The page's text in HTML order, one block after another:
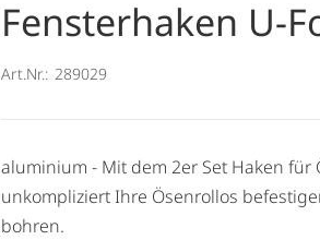
Fensterhaken U-
Art.Nr.: 289029
aluminium - Mit dem 2er Set Haken für
unkompliziert Ihre Ösenrollos
bohren.